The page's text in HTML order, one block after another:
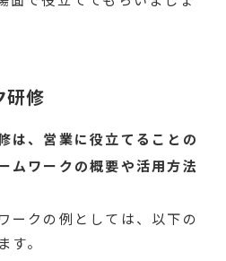
研修
は、営業に役立てることの
ムワークの概要や活用方法
ークの例としては、以下の
す。